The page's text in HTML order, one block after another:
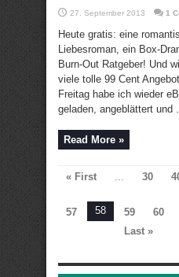
27. September 2013 1
Heute gratis: eine
Liebesroman, ein Box-
Burn-Out Ratgeber! Und
viele tolle 99 Cent
Freitag habe ich wieder
geladen, angeblättert und
Read More »
« First ... 30
57
58 59 60
Last »